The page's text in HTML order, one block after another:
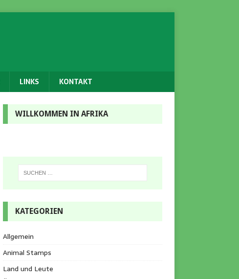
LINKS KONTAKT
WILLKOMMEN IN AFRIKA
KATEGORIEN
Allgemein
Animal Stamps
Land und Leute